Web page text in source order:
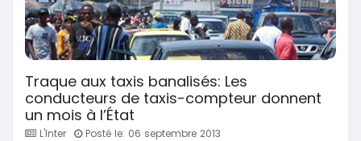
Traque aux taxis banalisés: Les
conducteurs de taxis-compteur donnent
un mois à l’État
L'Inter Posté le: 06 septembre 2013